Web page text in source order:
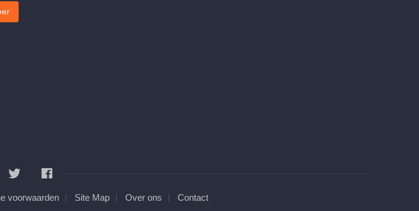
voorwaarden Site Map Over ons Contact